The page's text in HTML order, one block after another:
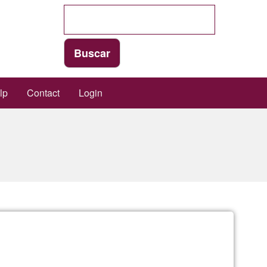
Contact Login